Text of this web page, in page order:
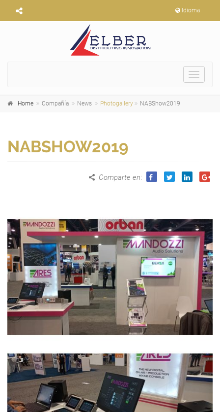
Idioma
Toggle
Home Compañía News Photogallery NABShow2019
NABSHOW2019
Comparte en: